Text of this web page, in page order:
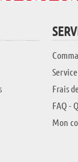
Frais
FAQ -
Mon